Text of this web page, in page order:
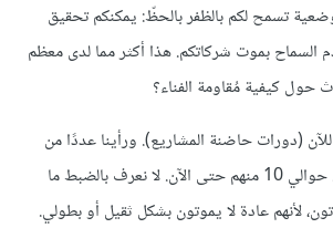
تسمح لكم بالظفر بالحظّ: يمكنكم تحقيق
السماح بموت شركاتكم. هذا أكثر مما لدى معظم
حول كيفية مُقاومة الفناء؟
(دورات حاضنة المشاريع). ورأينا عددًا من
الشركات الناشئة تموت. حوالي 10 منهم حتى الآن. لا نعرف بالضبط ما
لأنهم عادة لا يموتون بشكل ثقيل أو بطولي.